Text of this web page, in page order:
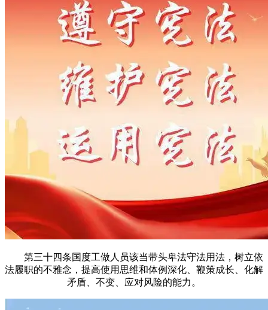
第三十四条国度工做人员该当带头卑法守法用法，树立依
法履职的不雅念，提高使用思维和体例深化、鞭策成长、化解
矛盾、不变、应对风险的能力。